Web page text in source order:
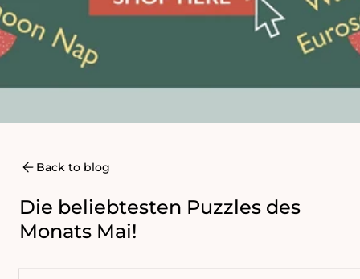
Back to blog
Die beliebtesten Puzzles des
Monats Mai!